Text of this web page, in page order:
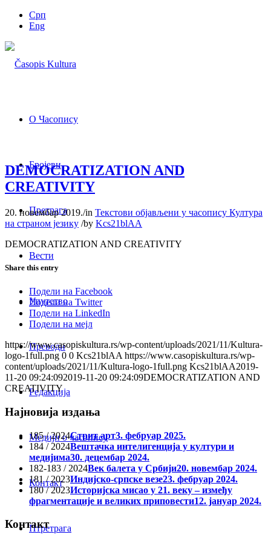
Срп
Eng
О Часопису
Бројеви
Претрага
Вести
Упутство
Преводи
Редакција
Медији о часопису
Контакт
Птретрага
DEMOCRATIZATION AND
CREATIVITY
20. новембар 2019./in Текстови објављени у часопису Култура
на страном језику /by Kcs21blAA
DEMOCRATIZATION AND CREATIVITY
Share this entry
Подели на Facebook
Подели на Twitter
Подели на LinkedIn
Подели на мејл
https://www.casopiskultura.rs/wp-content/uploads/2021/11/Kultura-
logo-1full.png 0 0 Kcs21blAA https://www.casopiskultura.rs/wp-
content/uploads/2021/11/Kultura-logo-1full.png Kcs21blAA2019-
11-20 09:24:092019-11-20 09:24:09DEMOCRATIZATION AND
CREATIVITY
Најновија издања
185 / 2024Стрит арт3. фебруар 2025.
184 / 2024Вештачка интелигенција у култури и
медијима30. децембар 2024.
182-183 / 2024Век балета у Србији20. новембар 2024.
181 / 2023Индијско-српске везе23. фебруар 2024.
180 / 2023Историјска мисао у 21. веку – између
фрагментације и великих приповести12. јануар 2024.
Контакт